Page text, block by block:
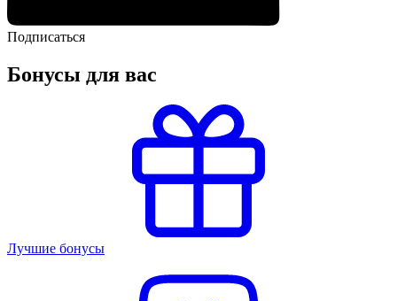
Подписаться
Бонусы для вас
Лучшие бонусы